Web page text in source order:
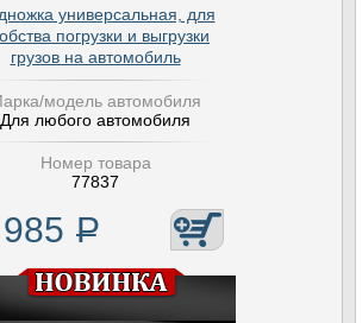
универсальная, для
погрузки и выгрузки
грузов на автомобиль
модель автомобиля
Для любого автомобиля
Номер товара
77837
Р